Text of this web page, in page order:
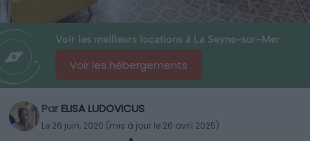
Voir les meilleurs locations à La Seyne-sur-Mer
Voir les hébergements
Par ELISA LUDOVICUS
Le 26 juin, 2020 (mis à jour le 26 avril 2025)